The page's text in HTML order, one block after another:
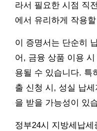
라서 필요한 시점 직
에서 유리하게 작용
이 증명서는 단순히
어, 금융 상품 이용
용될 수 있습니다. 특
출 신청 시, 성실 납
을 받을 가능성이 있
정부24시 지방세납세